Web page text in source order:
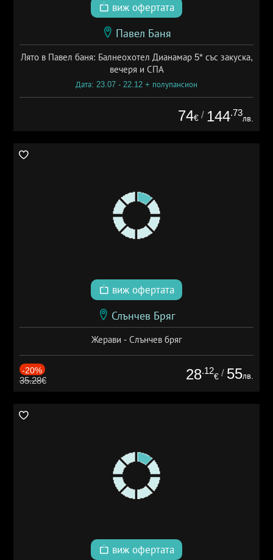
виж офертата
Павел Баня
Лято в Павел баня: Балнеохотел Дианамар 5* със закуска,
вечеря и СПА
Дата: 23.07 - 22.12 + полупансион
74€ / 144.73
лв.
виж офертата
Слънчев Бряг
Жерави - Слънчев бряг
-20%
35.28€ 28.12
€ / 55лв.
виж офертата